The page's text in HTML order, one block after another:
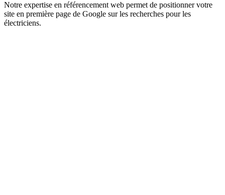
Notre expertise en référencement web permet de positionner votre
site en première page de Google sur les recherches pour les
électriciens.